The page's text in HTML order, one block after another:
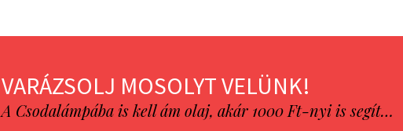
VARÁZSOLJ MOSOLYT VELÜNK!
A Csodalámpába is kell ám olaj, akár 1000 Ft-nyi is segít…